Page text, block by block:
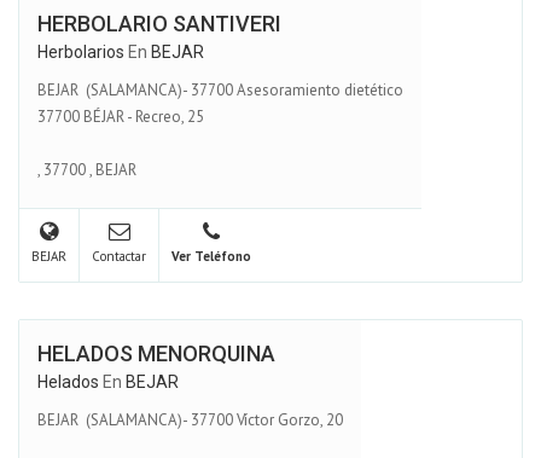
HERBOLARIO SANTIVERI
Herbolarios En BEJAR
BEJAR (SALAMANCA)- 37700 Asesoramiento dietético
37700 BÉJAR - Recreo, 25
, 37700, BEJAR
BEJAR Contactar Ver Teléfono
HELADOS MENORQUINA
Helados En BEJAR
BEJAR (SALAMANCA)- 37700 Víctor Gorzo, 20